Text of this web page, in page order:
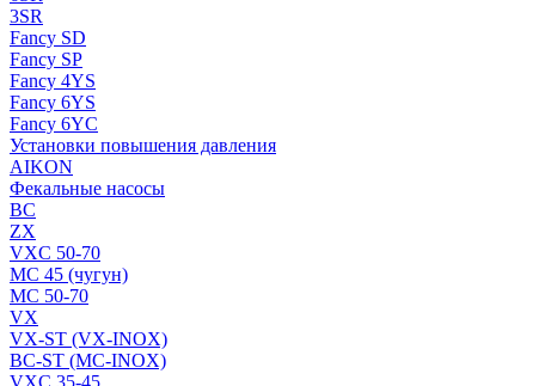
3SR
Fancy SD
Fancy SP
Fancy 4YS
Fancy 6YS
Fancy 6YC
Установки повышения давления
AIKON
Фекальные насосы
BC
ZX
VXC 50-70
MC 45 (чугун)
MC 50-70
VX
VX-ST (VX-INOX)
BC-ST (MC-INOX)
VXC 35-45